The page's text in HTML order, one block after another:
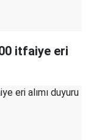
itfaiye eri